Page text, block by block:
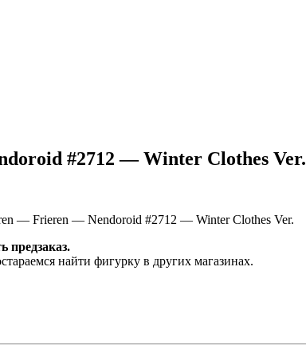
#2712 — Winter Clothes Ver.
— Frieren — Nendoroid #2712 — Winter Clothes Ver.
предзаказ.
найти фигурку в других магазинах.